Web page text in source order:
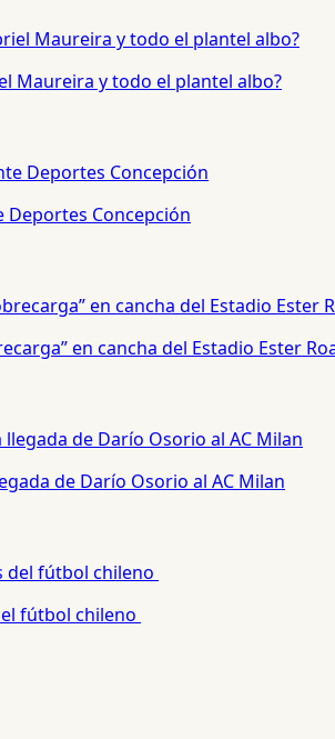
Maureira y todo el plantel albo?
Deportes Concepción
en cancha del Estadio Ester
de Darío Osorio al AC Milan
fútbol chileno